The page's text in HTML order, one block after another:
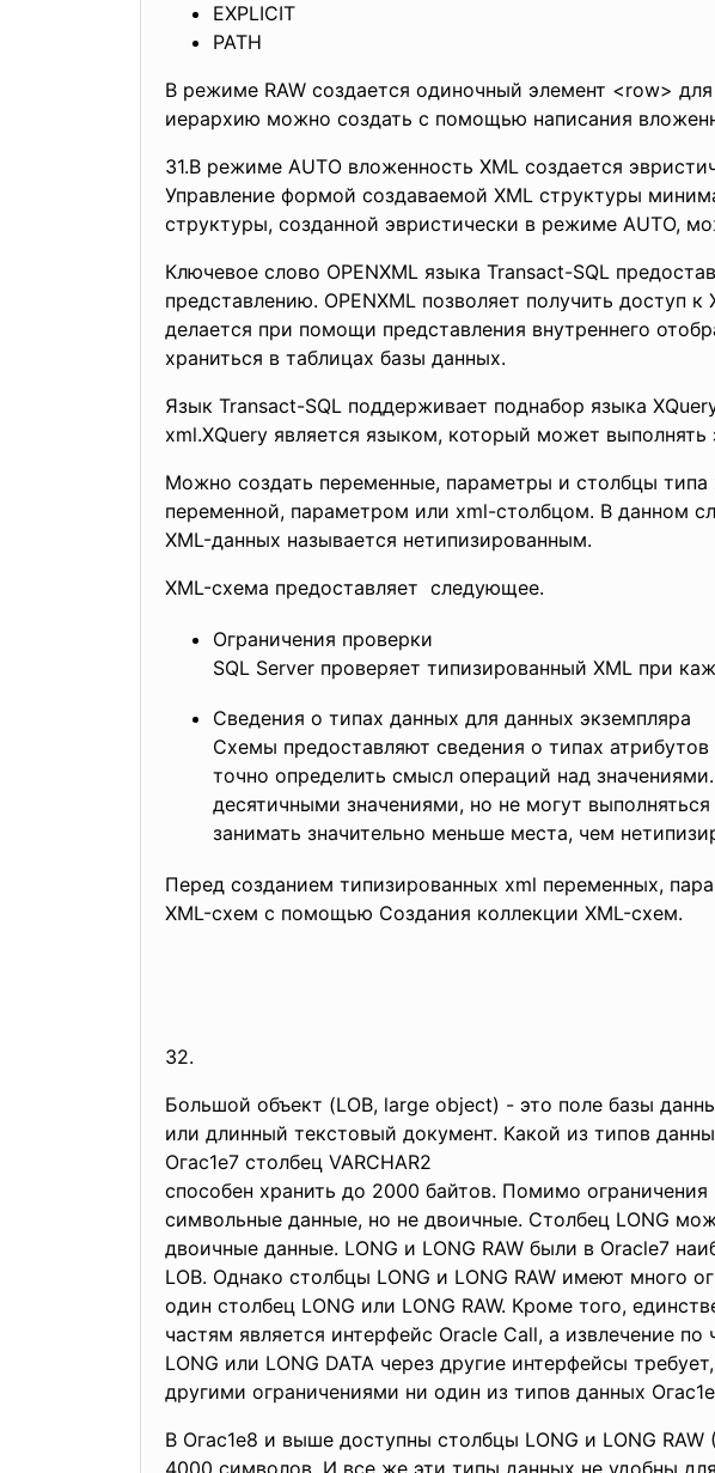
EXPLICIT
PATH
В режиме RAW создается одиночный элемент <row>
иерархию можно создать с помощью написания
31.В режиме AUTO вложенность XML создается
Управление формой создаваемой XML структуры
структуры, созданной эвристически в режиме AUTO,
Ключевое слово OPENXML языка Transact-SQL
представлению. OPENXML позволяет получить доступ
делается при помощи представления внутреннего
храниться в таблицах базы данных.
Язык Transact-SQL поддерживает поднабор языка
xml.XQuery является языком, который может
Можно создать переменные, параметры и столбцы
переменной, параметром или xml-столбцом. В данном
XML-данных называется нетипизированным.
XML-схема предоставляет следующее.
Ограничения проверки
SQL Server проверяет типизированный XML при
Сведения о типах данных для данных экземпляра
Схемы предоставляют сведения о типах
точно определить смысл операций над
десятичными значениями, но не могут
занимать значительно меньше места, чем
Перед созданием типизированных xml переменных,
XML-схем с помощью Создания коллекции XML-схем.
32.
Большой объект (LOB, large object) - это поле базы
или длинный текстовый документ. Какой из типов
Огас1е7 столбец VARCHAR2
способен хранить до 2000 байтов. Помимо
символьные данные, но не двоичные. Столбец LONG
двоичные данные. LONG и LONG RAW были в Oracle7
LOB. Однако столбцы LONG и LONG RAW имеют много
один столбец LONG или LONG RAW. Кроме того,
частям является интерфейс Oracle Call, а
LONG или LONG DATA через другие интерфейсы
другими ограничениями ни один из типов данных
В Огас1е8 и выше доступны столбцы LONG и LONG
4000 символов. И все же эти типы данных не удобны